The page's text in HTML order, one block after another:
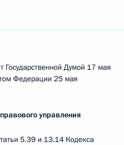
Думой 17 мая
Федерации 25 мая
управления
5.39 и 13.14 Кодекса